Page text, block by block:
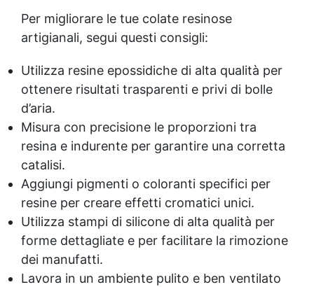
Per migliorare le tue colate resinose
artigianali, segui questi consigli:
Utilizza resine epossidiche di alta qualità per
ottenere risultati trasparenti e privi di bolle
d’aria.
Misura con precisione le proporzioni tra
resina e indurente per garantire una corretta
catalisi.
Aggiungi pigmenti o coloranti specifici per
resine per creare effetti cromatici unici.
Utilizza stampi di silicone di alta qualità per
forme dettagliate e per facilitare la rimozione
dei manufatti.
Lavora in un ambiente pulito e ben ventilato